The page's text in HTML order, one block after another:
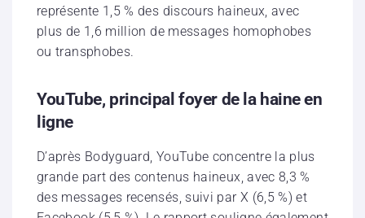
représente 1,5 % des discours haineux, avec
plus de 1,6 million de messages homophobes
ou transphobes.
YouTube, principal foyer de la haine en
ligne
D’après Bodyguard, YouTube concentre la plus
grande part des contenus haineux, avec 8,3 %
des messages recensés, suivi par X (6,5 %) et